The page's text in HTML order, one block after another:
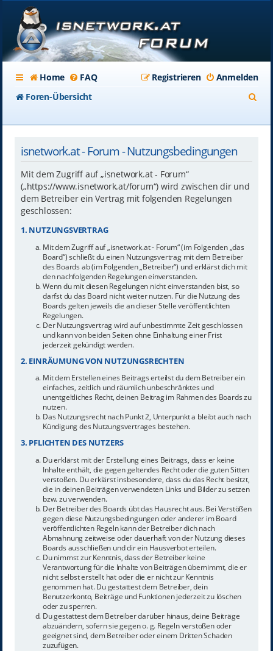
Home FAQ Anmelden
Registrieren
Foren-Übersicht
isnetwork.at - Forum - Nutzungsbedingungen
Mit dem Zugriff auf „isnetwork.at - Forum“
(„https://www.isnetwork.at/forum“) wird zwischen dir und
dem Betreiber ein Vertrag mit folgenden Regelungen
geschlossen:
1. NUTZUNGSVERTRAG
Mit dem Zugriff auf „isnetwork.at - Forum“ (im Folgenden „das
Board“) schließt du einen Nutzungsvertrag mit dem Betreiber
des Boards ab (im Folgenden „Betreiber“) und erklärst dich mit
den nachfolgenden Regelungen einverstanden.
Wenn du mit diesen Regelungen nicht einverstanden bist, so
darfst du das Board nicht weiter nutzen. Für die Nutzung des
Boards gelten jeweils die an dieser Stelle veröffentlichten
Regelungen.
Der Nutzungsvertrag wird auf unbestimmte Zeit geschlossen
und kann von beiden Seiten ohne Einhaltung einer Frist
jederzeit gekündigt werden.
2. EINRÄUMUNG VON NUTZUNGSRECHTEN
Mit dem Erstellen eines Beitrags erteilst du dem Betreiber ein
einfaches, zeitlich und räumlich unbeschränktes und
unentgeltliches Recht, deinen Beitrag im Rahmen des Boards zu
nutzen.
Das Nutzungsrecht nach Punkt 2, Unterpunkt a bleibt auch nach
Kündigung des Nutzungsvertrages bestehen.
3. PFLICHTEN DES NUTZERS
Du erklärst mit der Erstellung eines Beitrags, dass er keine
Inhalte enthält, die gegen geltendes Recht oder die guten Sitten
verstoßen. Du erklärst insbesondere, dass du das Recht besitzt,
die in deinen Beiträgen verwendeten Links und Bilder zu setzen
bzw. zu verwenden.
Der Betreiber des Boards übt das Hausrecht aus. Bei Verstößen
gegen diese Nutzungsbedingungen oder anderer im Board
veröffentlichten Regeln kann der Betreiber dich nach
Abmahnung zeitweise oder dauerhaft von der Nutzung dieses
Boards ausschließen und dir ein Hausverbot erteilen.
Du nimmst zur Kenntnis, dass der Betreiber keine
Verantwortung für die Inhalte von Beiträgen übernimmt, die er
nicht selbst erstellt hat oder die er nicht zur Kenntnis
genommen hat. Du gestattest dem Betreiber, dein
Benutzerkonto, Beiträge und Funktionen jederzeit zu löschen
oder zu sperren.
Du gestattest dem Betreiber darüber hinaus, deine Beiträge
abzuändern, sofern sie gegen o. g. Regeln verstoßen oder
geeignet sind, dem Betreiber oder einem Dritten Schaden
zuzufügen.